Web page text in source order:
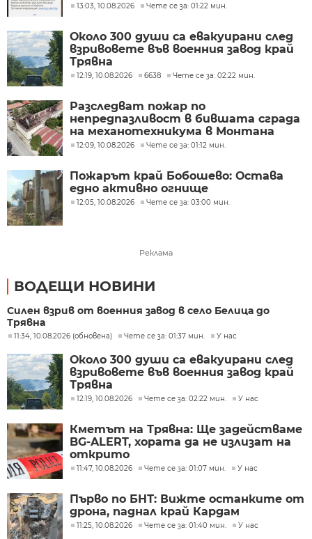
13:03, 10.08.2026 Чете се за: 01:22 мин.
Около 300 души са евакуирани след
взривовете във военния завод край
Трявна
12:19, 10.08.2026 6638 Чете се за: 02:22 мин.
Разследват пожар по
непредпазливост в бившата сграда
на механотехникума в Монтана
12:09, 10.08.2026 Чете се за: 01:12 мин.
Пожарът край Бобошево: Остава
едно активно огнище
12:05, 10.08.2026 Чете се за: 03:00 мин.
Реклама
ВОДЕЩИ НОВИНИ
Силен взрив от военния завод в село Белица до
Трявна
11:34, 10.08.2026 (обновена) Чете се за: 01:37 мин. У нас
Около 300 души са евакуирани след
взривовете във военния завод край
Трявна
12:19, 10.08.2026 Чете се за: 02:22 мин. У нас
Кметът на Трявна: Ще задействаме
BG-ALERT, хората да не излизат на
открито
11:47, 10.08.2026 Чете се за: 01:07 мин. У нас
Първо по БНТ: Вижте останките от
дрона, паднал край Кардам
11:25, 10.08.2026 Чете се за: 01:40 мин. У нас